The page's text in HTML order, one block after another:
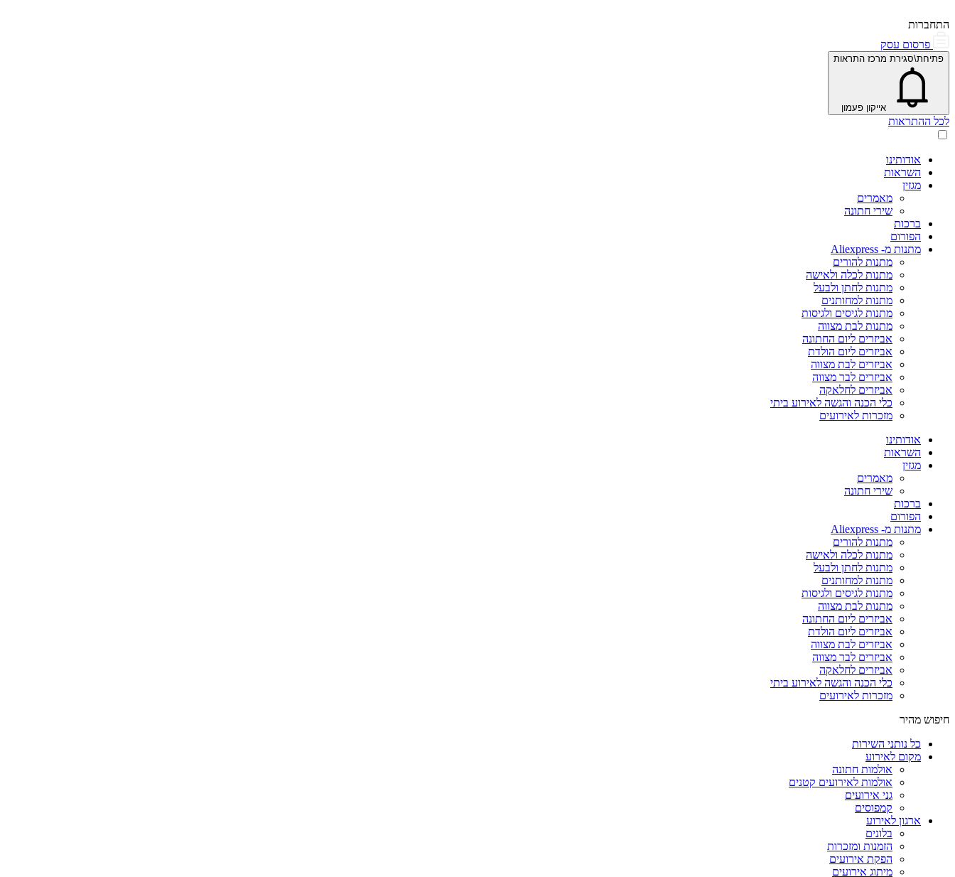
התחברות
פרסום עסק
פתיחת\סגירת מרכז התראות
אייקון פעמון
לכל ההתראות
אודותינו
השראות
מגזין
מאמרים
שירי חתונה
ברכות
הפורום
מתנות מ- Aliexpress
מתנות להורים
מתנות לכלה ולאישה
מתנות לחתן ולבעל
מתנות למחותנים
מתנות לגיסים ולגיסות
מתנות לבת מצווה
אביזרים ליום החתונה
אביזרים ליום הולדת
אביזרים לבת מצווה
אביזרים לבר מצווה
אביזרים לחלאקה
כלי הכנה והגשה לאירוע ביתי
מזכרות לאירועים
אודותינו
השראות
מגזין
מאמרים
שירי חתונה
ברכות
הפורום
מתנות מ- Aliexpress
מתנות להורים
מתנות לכלה ולאישה
מתנות לחתן ולבעל
מתנות למחותנים
מתנות לגיסים ולגיסות
מתנות לבת מצווה
אביזרים ליום החתונה
אביזרים ליום הולדת
אביזרים לבת מצווה
אביזרים לבר מצווה
אביזרים לחלאקה
כלי הכנה והגשה לאירוע ביתי
מזכרות לאירועים
חיפוש מהיר
כל נותני השירות
מקום לאירוע
אולמות חתונה
אולמות לאירועים קטנים
גני אירועים
קמפוסים
ארגון לאירוע
בלונים
הזמנות ומזכרות
הפקת אירועים
מיתוג אירועים